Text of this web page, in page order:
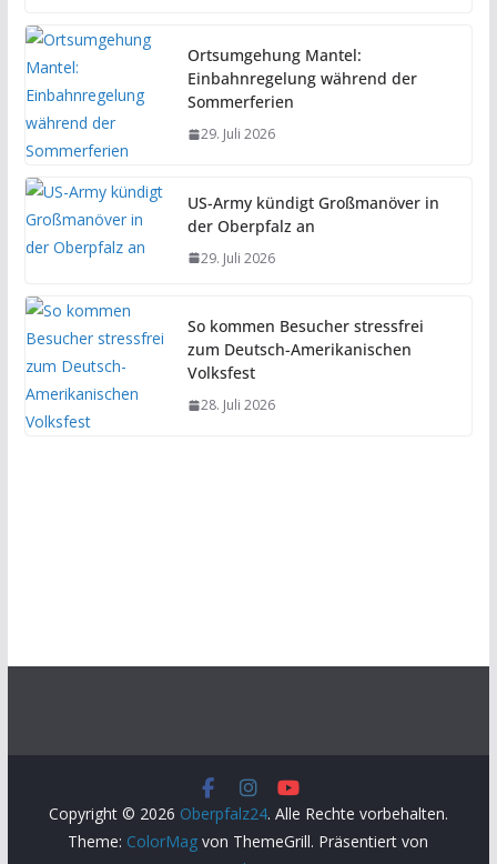
Ortsumgehung Mantel:
Einbahnregelung während der
Sommerferien
29. Juli 2026
US-Army kündigt Großmanöver in
der Oberpfalz an
29. Juli 2026
So kommen Besucher stressfrei
zum Deutsch-Amerikanischen
Volksfest
28. Juli 2026
Copyright © 2026 Oberpfalz24. Alle Rechte vorbehalten.
Theme: ColorMag von ThemeGrill. Präsentiert von